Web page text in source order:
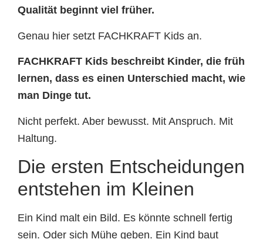
Qualität beginnt viel früher.
Genau hier setzt FACHKRAFT Kids an.
FACHKRAFT Kids beschreibt Kinder, die früh
lernen, dass es einen Unterschied macht, wie
man Dinge tut.
Nicht perfekt. Aber bewusst. Mit Anspruch. Mit
Haltung.
Die ersten Entscheidungen
entstehen im Kleinen
Ein Kind malt ein Bild. Es könnte schnell fertig
sein. Oder sich Mühe geben. Ein Kind baut